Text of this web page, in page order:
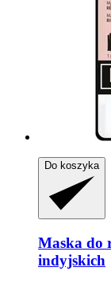
Do koszyka
Maska do
indyjskich